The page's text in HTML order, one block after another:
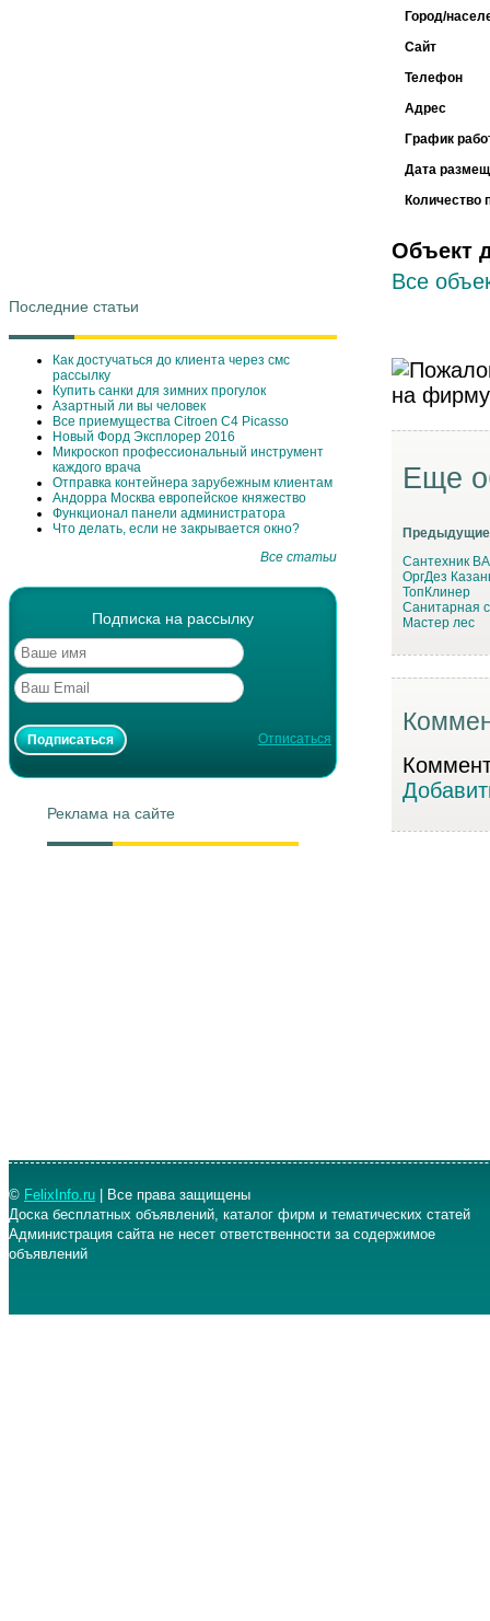
Последние статьи
Как достучаться до клиента через смс
рассылку
Купить санки для зимних прогулок
Азартный ли вы человек
Все приемущества Сitroen C4 Picasso
Новый Форд Эксплорер 2016
Микроскоп профессиональный инструмент
каждого врача
Отправка контейнера зарубежным клиентам
Андорра Москва европейское княжество
Функционал панели администратора
Что делать, если не закрывается окно?
Все статьи
Подписка на рассылку
Отписаться
Реклама на сайте
Город/
Сайт
Телефон
Адрес
График
Дата
Количество
Объект
Все
Еще
Сантехник
ОргДез
ТопКлинер
Санитарная
Мастер лес
© FelixInfo.ru | Все права защищены
Доска бесплатных объявлений, каталог фирм и тематических статей
Администрация сайта не несет ответственности за содержимое
объявлений